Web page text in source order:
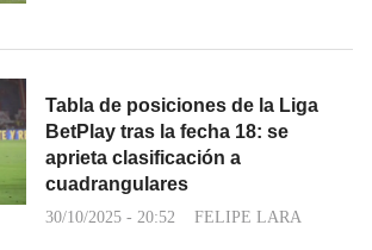
Tabla de posiciones de la Liga
BetPlay tras la fecha 18: se
aprieta clasificación a
cuadrangulares
30/10/2025 - 20:52 FELIPE LARA